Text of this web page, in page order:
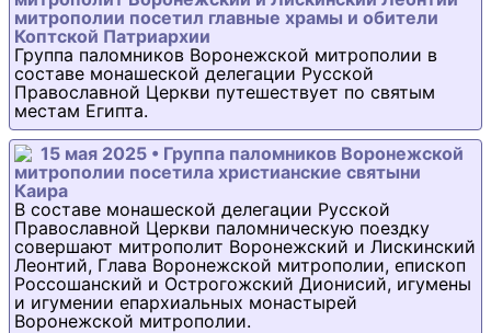
митрополии посетил главные храмы и обители
Коптской Патриархии
Группа паломников Воронежской митрополии в
составе монашеской делегации Русской
Православной Церкви путешествует по святым
местам Египта.
15 мая 2025 • Группа паломников Воронежской
митрополии посетила христианские святыни
Каира
В составе монашеской делегации Русской
Православной Церкви паломническую поездку
совершают митрополит Воронежский и Лискинский
Леонтий, Глава Воронежской митрополии, епископ
Россошанский и Острогожский Дионисий, игумены
и игумении епархиальных монастырей
Воронежской митрополии.